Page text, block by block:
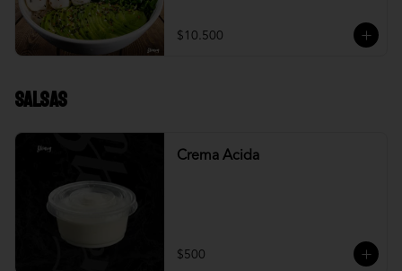
$10.500
Salsas
Crema Acida
$500